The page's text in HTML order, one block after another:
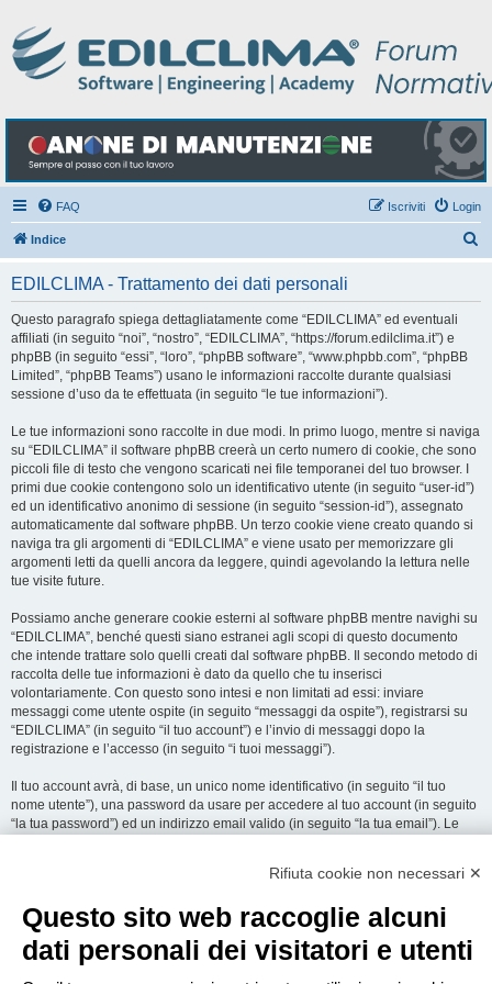
FAQ Login
Iscriviti
Indice
EDILCLIMA - Trattamento dei dati personali
Questo paragrafo spiega dettagliatamente come “EDILCLIMA” ed eventuali
affiliati (in seguito “noi”, “nostro”, “EDILCLIMA”, “https://forum.edilclima.it”) e
phpBB (in seguito “essi”, “loro”, “phpBB software”, “www.phpbb.com”, “phpBB
Limited”, “phpBB Teams”) usano le informazioni raccolte durante qualsiasi
sessione d’uso da te effettuata (in seguito “le tue informazioni”).
Le tue informazioni sono raccolte in due modi. In primo luogo, mentre si naviga
su “EDILCLIMA” il software phpBB creerà un certo numero di cookie, che sono
piccoli file di testo che vengono scaricati nei file temporanei del tuo browser. I
primi due cookie contengono solo un identificativo utente (in seguito “user-id”)
ed un identificativo anonimo di sessione (in seguito “session-id”), assegnato
automaticamente dal software phpBB. Un terzo cookie viene creato quando si
naviga tra gli argomenti di “EDILCLIMA” e viene usato per memorizzare gli
argomenti letti da quelli ancora da leggere, quindi agevolando la lettura nelle
tue visite future.
Possiamo anche generare cookie esterni al software phpBB mentre navighi su
“EDILCLIMA”, benché questi siano estranei agli scopi di questo documento
che intende trattare solo quelli creati dal software phpBB. Il secondo metodo di
raccolta delle tue informazioni è dato da quello che tu inserisci
volontariamente. Con questo sono intesi e non limitati ad essi: inviare
messaggi come utente ospite (in seguito “messaggi da ospite”), registrarsi su
“EDILCLIMA” (in seguito “il tuo account”) e l’invio di messaggi dopo la
registrazione e l’accesso (in seguito “i tuoi messaggi”).
Il tuo account avrà, di base, un unico nome identificativo (in seguito “il tuo
nome utente”), una password da usare per accedere al tuo account (in seguito
“la tua password”) ed un indirizzo email valido (in seguito “la tua email”). Le
alle informazioni di nome utente, password ed indirizzo email richiesti durante
obbligatoria o opzionale, è a totale discrezione di “EDILCLIMA”. In tutti i casi,
hai la possibilità di selezionare quali delle informazioni che hai fornito possano
essere rese pubbliche. All’interno del tuo account, hai facoltà di opt-in o opt-out
Rifiuta cookie non necessari ✕
Questo sito web raccoglie alcuni
dati personali dei visitatori e utenti